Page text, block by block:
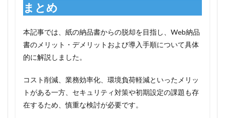
まとめ
本記事では、紙の納品書からの脱却を目指し、Web納品
書のメリット・デメリットおよび導入手順について具体
的に解説しました。
コスト削減、業務効率化、環境負荷軽減といったメリッ
トがある一方、セキュリティ対策や初期設定の課題も存
在するため、慎重な検討が必要です。